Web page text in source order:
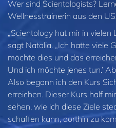
Wer sind Scientologists?
Wellnesstrainerin aus den
„Scientology hat mir in vielen
sagt Natalia. „Ich hatte viele
möchte dies und das
Und ich möchte jenes tun.‘
Also begann ich den Kurs
erreichen. Dieser Kurs half
sehen, wie ich diese Ziele
schaffen kann, dorthin zu